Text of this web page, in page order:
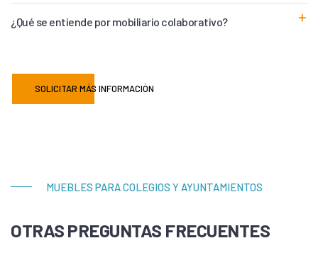
¿Qué se entiende por mobiliario colaborativo?
SOLICITAR MÁS INFORMACIÓN
MUEBLES PARA COLEGIOS Y AYUNTAMIENTOS
OTRAS PREGUNTAS FRECUENTES